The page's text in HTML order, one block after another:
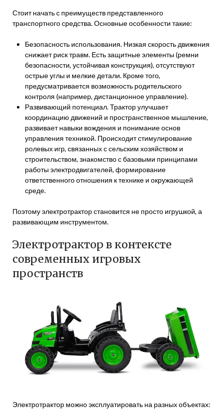
Стоит начать с преимуществ представленного
транспортного средства. Основные особенности такие:
Безопасность использования. Низкая скорость движения
снижает риск травм. Есть защитные элементы (ремни
безопасности, устойчивая конструкция), отсутствуют
острые углы и мелкие детали. Кроме того,
предусматривается возможность родительского
контроля (например, дистанционное управление).
Развивающий потенциал. Трактор улучшает
координацию движений и пространственное мышление,
развивает навыки вождения и понимание основ
управления техникой. Происходит стимулирование
ролевых игр, связанных с сельским хозяйством и
строительством, знакомство с базовыми принципами
работы электродвигателей, формирование
ответственного отношения к технике и окружающей
среде.
Поэтому электротрактор становится не просто игрушкой, а
развивающим инструментом.
Электротрактор в контексте
современных игровых
пространств
Электротрактор можно эксплуатировать на разных объектах: